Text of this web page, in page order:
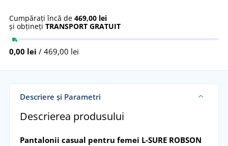
Cumpărați încă de 469,00 lei
și obțineți TRANSPORT GRATUIT
0,00 lei / 469,00 lei
Descriere și Parametri
Descrierea produsului
Pantalonii casual pentru femei L‑SURE ROBSON